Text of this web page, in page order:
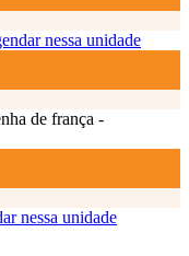
nessa unidade
de frança -
nessa unidade